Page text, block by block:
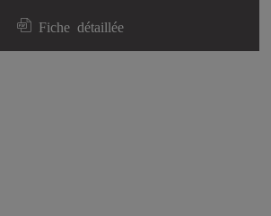
Fiche détaillée